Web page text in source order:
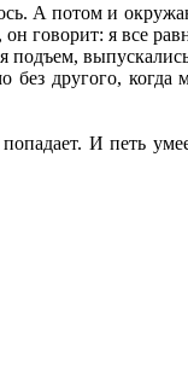
А потом и
говорит: я все
подъем,
другого, когда
И петь